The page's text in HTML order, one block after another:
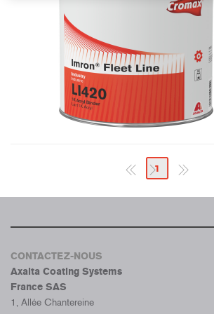
1
CONTACTEZ-NOUS
Axalta Coating Systems
France SAS
1, Allée Chantereine